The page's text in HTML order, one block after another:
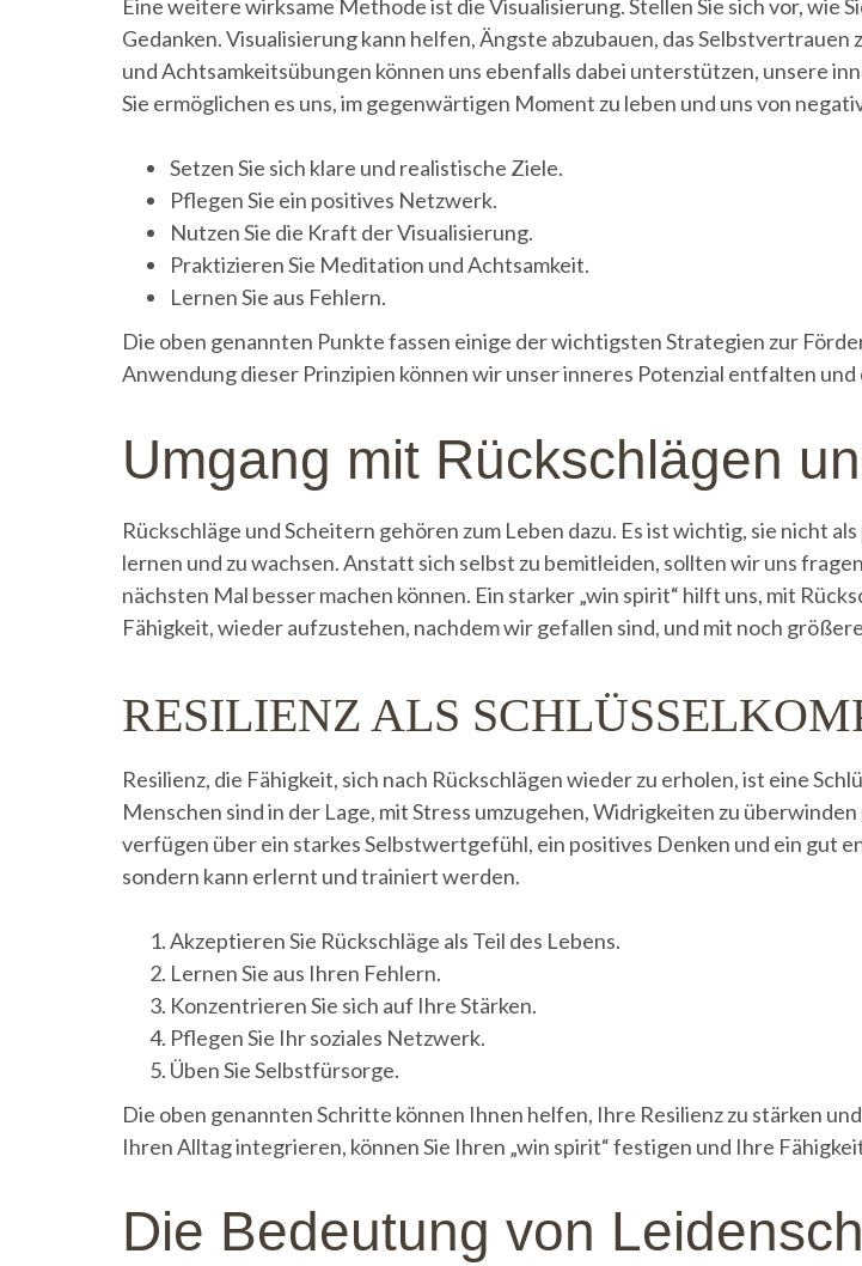
Eine weitere wirksame Methode ist die Visualisierung. Stellen Sie sich vor, wie
Gedanken. Visualisierung kann helfen, Ängste abzubauen, das
und Achtsamkeitsübungen können uns ebenfalls dabei unterstützen, unsere
Sie ermöglichen es uns, im gegenwärtigen Moment zu leben und uns von
Setzen Sie sich klare und realistische Ziele.
Pflegen Sie ein positives Netzwerk.
Nutzen Sie die Kraft der Visualisierung.
Praktizieren Sie Meditation und Achtsamkeit.
Lernen Sie aus Fehlern.
Die oben genannten Punkte fassen einige der wichtigsten Strategien zur
Anwendung dieser Prinzipien können wir unser inneres Potenzial entfalten
Umgang mit Rückschlägen
Rückschläge und Scheitern gehören zum Leben dazu. Es ist wichtig, sie nicht
lernen und zu wachsen. Anstatt sich selbst zu bemitleiden, sollten wir uns
nächsten Mal besser machen können. Ein starker „win spirit“ hilft uns, mit
Fähigkeit, wieder aufzustehen, nachdem wir gefallen sind, und mit noch
RESILIENZ ALS
Resilienz, die Fähigkeit, sich nach Rückschlägen wieder zu erholen, ist eine
Menschen sind in der Lage, mit Stress umzugehen, Widrigkeiten zu
verfügen über ein starkes Selbstwertgefühl, ein positives Denken und ein gut
sondern kann erlernt und trainiert werden.
Akzeptieren Sie Rückschläge als Teil des Lebens.
Lernen Sie aus Ihren Fehlern.
Konzentrieren Sie sich auf Ihre Stärken.
Pflegen Sie Ihr soziales Netzwerk.
Üben Sie Selbstfürsorge.
Die oben genannten Schritte können Ihnen helfen, Ihre Resilienz zu stärken
Ihren Alltag integrieren, können Sie Ihren „win spirit“ festigen und Ihre
Die Bedeutung von